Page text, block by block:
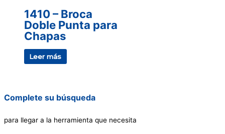
1410 – Broca
Doble Punta para
Chapas
Leer más
Complete su búsqueda
para llegar a la herramienta que necesita